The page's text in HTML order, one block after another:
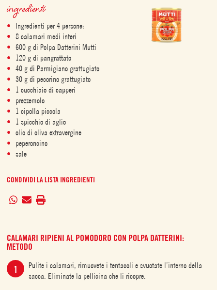
ingredienti
Ingredienti per 4 persone:
8 calamari medi interi
600 g di Polpa Datterini Mutti
120 g di pangrattato
40 g di Parmigiano grattugiato
30 g di pecorino grattugiato
1 cucchiaio di capperi
prezzemolo
1 cipolla piccola
1 spicchio di aglio
olio di oliva extravergine
peperoncino
sale
CONDIVIDI LA LISTA INGREDIENTI
CALAMARI RIPIENI AL POMODORO CON POLPA DATTERINI:
METODO
Pulite i calamari, rimuovete i tentacoli e svuotate l’interno della
sacca. Eliminate la pellicina che li ricopre.